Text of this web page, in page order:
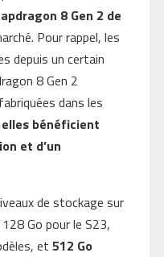
8 Gen 2 de
Pour rappel, les
depuis un certain
8 Gen 2
dans les
elles bénéficient
et d’un
de stockage sur
Go pour le S23,
et 512 Go